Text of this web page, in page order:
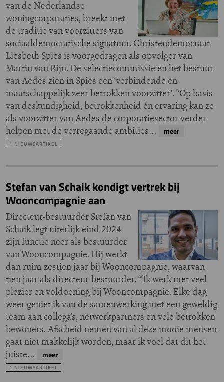
van de Nederlandse
woningcorporaties, breekt met
de traditie van voorzitters van
sociaaldemocratische signatuur. Christendemocraat
Liesbeth Spies is voorgedragen als opvolger van
Martin van Rijn. De selectiecommissie en het bestuur
van Aedes zien in Spies een ‘verbindende en
maatschappelijk zeer betrokken voorzitter’. “Op basis
van deskundigheid, betrokkenheid én ervaring kan ze
als voorzitter van Aedes de corporatiesector verder
helpen met de verregaande ambities…
meer
1 NIEUWSARTIKEL
Stefan van Schaik kondigt vertrek bij
Wooncompagnie aan
Directeur-bestuurder Stefan van
Schaik legt uiterlijk eind 2024
zijn functie neer als bestuurder
van Wooncompagnie. Hij werkt
dan ruim zestien jaar bij Wooncompagnie, waarvan
tien jaar als directeur-bestuurder. “‘Ik werk met veel
plezier en voldoening bij Wooncompagnie. Elke dag
weer geniet ik van de samenwerking met een geweldig
team aan collega’s, netwerkpartners en vele betrokken
bewoners. Afscheid nemen van al deze mooie mensen
gaat niet makkelijk worden, maar ik voel dat dit het
juiste…
meer
1 NIEUWSARTIKEL